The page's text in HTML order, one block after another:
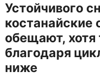
Устойчивого
костанайские
обещают, хотя
благодаря
ниже